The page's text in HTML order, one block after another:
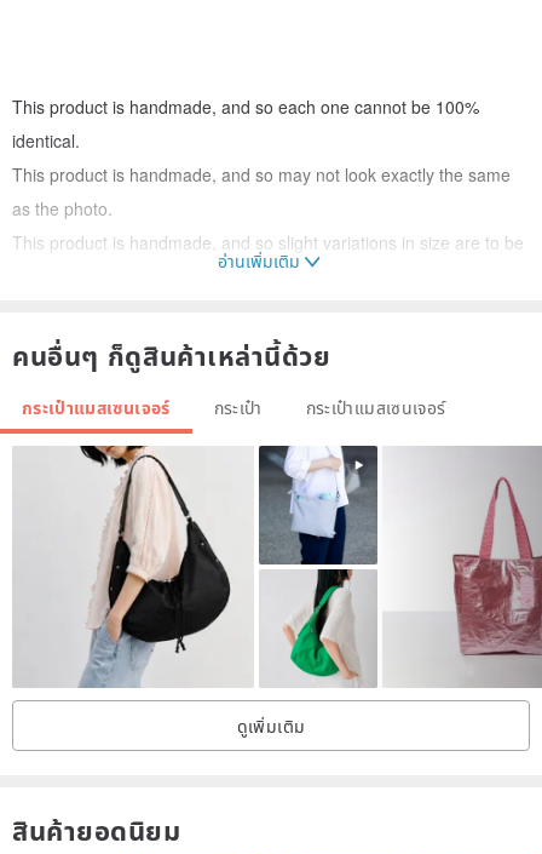
This product is handmade, and so each one cannot be 100%
identical.
This product is handmade, and so may not look exactly the same
as the photo.
This product is handmade, and so slight variations in size are to be
with holidays excluded.
This product will be shipped by regular air parcel.
The shipping time depends on the logistics companies. Therefore,
an exact date cannot be given.
Please allow for some variation in color between different devices
and screens. Actual colors may vary.
We do not accept returns/exchanges for customized products.
If you have any questions, please send us a Pinkoi message.
อ่านเพิ่มเติม
คนอื่นๆ ก็ดูสินค้าเหล่านี้ด้วย
กระเป๋าแมสเซนเจอร์ กระเป๋า กระเป๋าแมสเซนเจอร์
ดูเพิ่มเติม
สินค้ายอดนิยม